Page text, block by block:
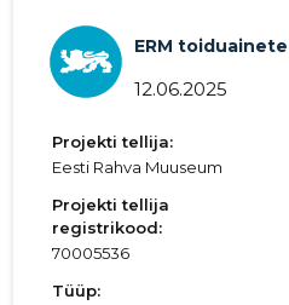
ERM
12.06.2025
Projekti tellija:
Eesti Rahva Muuseum
Projekti tellija
registrikood:
70005536
Tüüp: